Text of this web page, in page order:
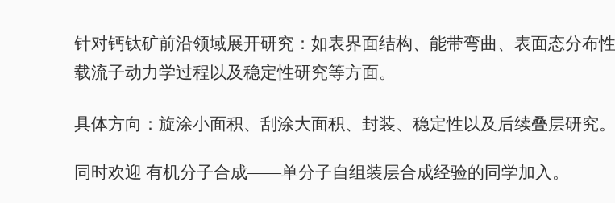
针对钙钛矿前沿领域展开研究：如表界面结构、能带弯曲、表面态分布
载流子动力学过程以及稳定性研究等方面。
具体方向：旋涂小面积、刮涂大面积、封装、稳定性以及后续叠层研究。
同时欢迎 有机分子合成——单分子自组装层合成经验的同学加入。